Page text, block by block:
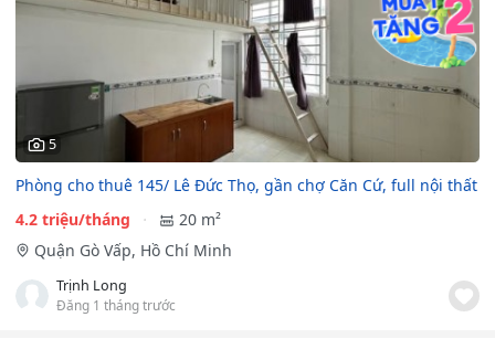
5
Phòng cho thuê 145/ Lê Đức Thọ, gần chợ Căn Cứ, full nội thất
4.2 triệu/tháng
20 m²
Quận Gò Vấp, Hồ Chí Minh
Trịnh Long
Đăng 1 tháng trước